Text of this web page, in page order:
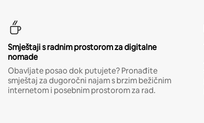
Smještaji s radnim prostorom za digitalne
nomade
Obavljate posao dok putujete? Pronađite
smještaj za dugoročni najam s brzim bežičnim
internetom i posebnim prostorom za rad.